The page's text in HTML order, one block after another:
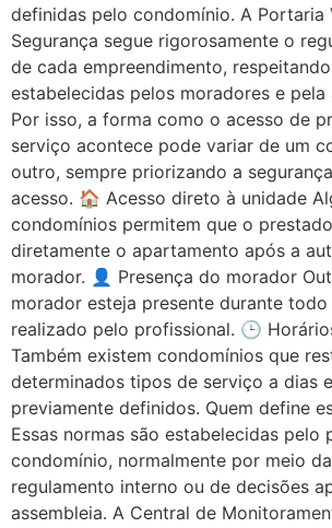
definidas pelo condomínio. A Portaria
Segurança segue rigorosamente o
de cada empreendimento,
estabelecidas pelos moradores e pela
Por isso, a forma como o acesso de
serviço acontece pode variar de um
outro, sempre priorizando a
acesso. 🏠 Acesso direto à unidade
condomínios permitem que o
diretamente o apartamento após a
morador. 👤 Presença do morador
morador esteja presente durante
realizado pelo profissional. 🕒
Também existem condomínios que
determinados tipos de serviço a dias
previamente definidos. Quem define
Essas normas são estabelecidas pelo
condomínio, normalmente por meio
regulamento interno ou de decisões
assembleia. A Central de